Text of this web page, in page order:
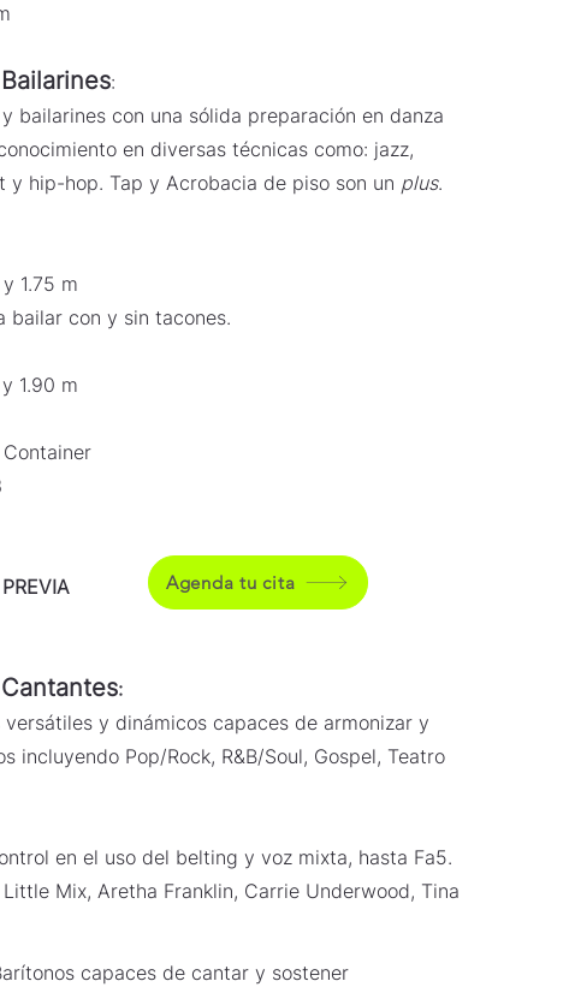
:
bailarines con una sólida preparación en danza
en diversas técnicas como: jazz,
y hip-hop. Tap y Acrobacia de piso son un plus.
1.75 m
bailar con y sin tacones.
1.90 m
:
y dinámicos capaces de armonizar y
incluyendo Pop/Rock, R&B/Soul, Gospel, Teatro
en el uso del belting y voz mixta, hasta Fa5.
Mix, Aretha Franklin, Carrie Underwood, Tina
capaces de cantar y sostener
Agenda tu cita